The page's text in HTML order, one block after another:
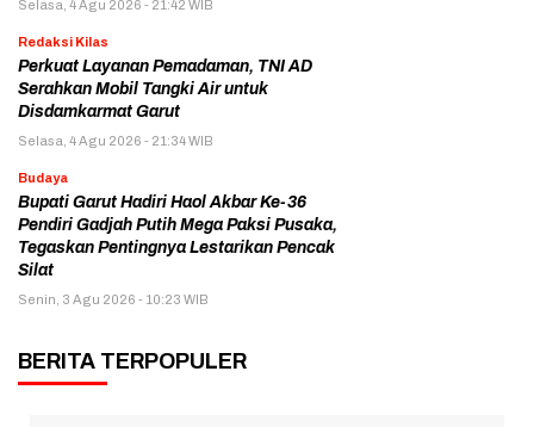
Selasa, 4 Agu 2026 - 21:42 WIB
Redaksi Kilas
Perkuat Layanan Pemadaman, TNI AD
Serahkan Mobil Tangki Air untuk
Disdamkarmat Garut
Selasa, 4 Agu 2026 - 21:34 WIB
Budaya
Bupati Garut Hadiri Haol Akbar Ke-36
Pendiri Gadjah Putih Mega Paksi Pusaka,
Tegaskan Pentingnya Lestarikan Pencak
Silat
Senin, 3 Agu 2026 - 10:23 WIB
BERITA TERPOPULER